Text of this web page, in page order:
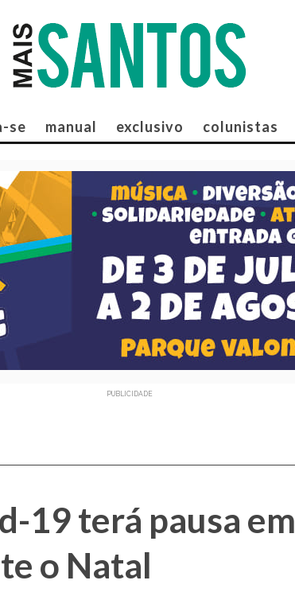
se manual exclusivo colunistas
PUBLICIDADE
19 terá pausa em
o Natal